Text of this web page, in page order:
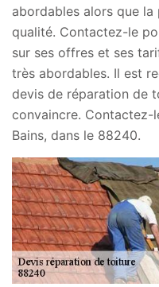
abordables alors que
qualité. Contactez-le
sur ses offres et ses
très abordables. Il est
devis de réparation de
convaincre. Contactez-
Bains, dans le 88240.